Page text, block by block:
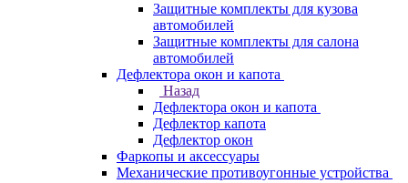
Защитные комплекты для кузова
автомобилей
Защитные комплекты для салона
автомобилей
Дефлектора окон и капота
Назад
Дефлектора окон и капота
Дефлектор капота
Дефлектор окон
Фаркопы и аксессуары
Механические противоугонные устройства